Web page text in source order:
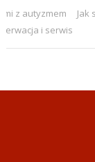
z autyzmem Jak
i serwis